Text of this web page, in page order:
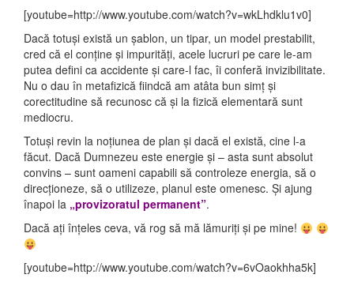
[youtube=http://www.youtube.com/watch?v=wkLhdklu1v0]
Dacă totuși există un șablon, un tipar, un model prestabilit,
cred că el conține și impurități, acele lucruri pe care le-am
putea defini ca accidente și care-l fac, îi conferă invizibilitate.
Nu o dau în metafizică fiindcă am atâta bun simț și
corectitudine să recunosc că și la fizică elementară sunt
mediocru.
Totuși revin la noțiunea de plan și dacă el există, cine l-a
făcut. Dacă Dumnezeu este energie și – asta sunt absolut
convins – sunt oameni capabili să controleze energia, să o
direcționeze, să o utilizeze, planul este omenesc. Și ajung
înapoi la „provizoratul permanent”.
Dacă ați înțeles ceva, vă rog să mă lămuriți și pe mine!
[youtube=http://www.youtube.com/watch?v=6vOaokhha5k]